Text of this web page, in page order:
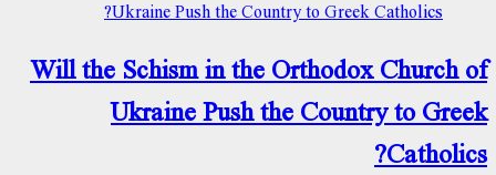
Will the Schism in the Orthodox Church of
Ukraine Push the Country to Greek
Catholics?